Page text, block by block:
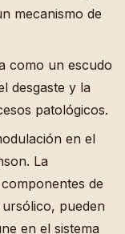
mecanismo de
como un escudo
desgaste y la
patológicos.
en el
La
de
pueden
en el sistema